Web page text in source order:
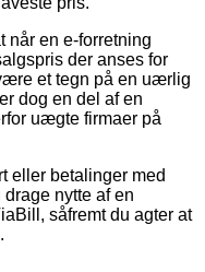
en e-forretning
der anses for
et tegn på en uærlig
dog en del af en
uægte firmaer på
eller betalinger med
nytte af en
såfremt du agter at